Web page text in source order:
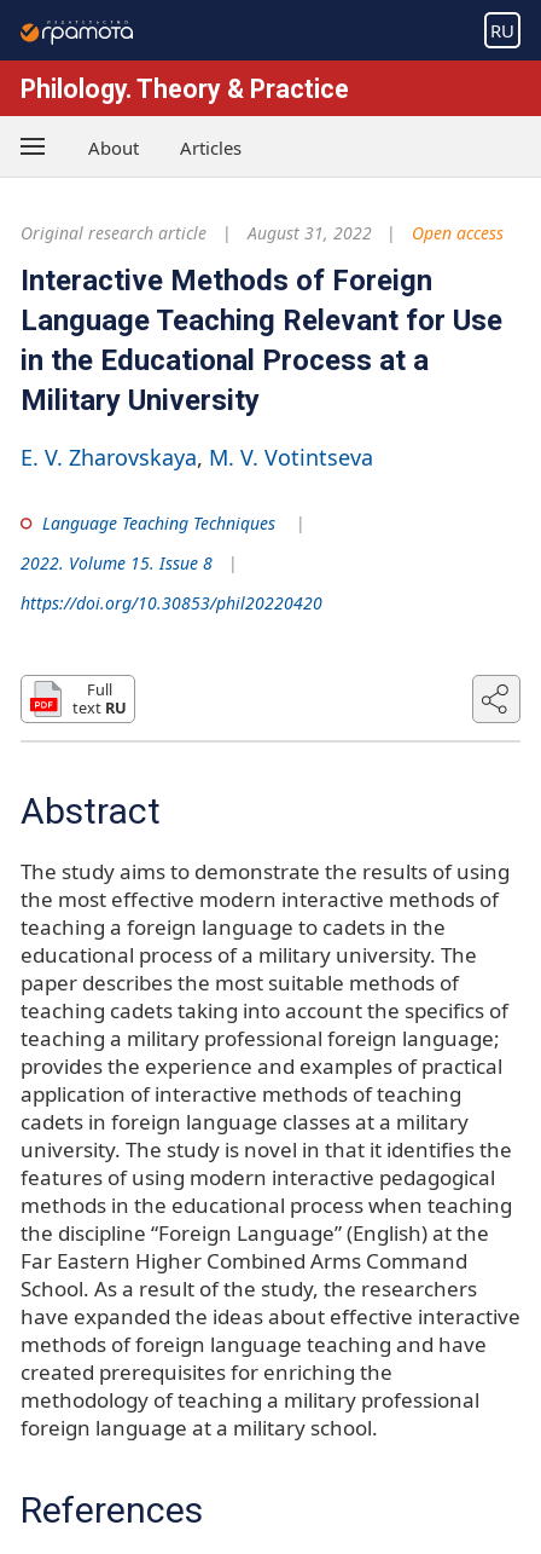
RU
Philology. Theory & Practice
About Articles
Original research article August 31, 2022 Open access
Interactive Methods of Foreign
Language Teaching Relevant for Use
in the Educational Process at a
Military University
E. V. Zharovskaya M. V. Votintseva
Language Teaching Techniques
2022. Volume 15. Issue 8
https://doi.org/10.30853/phil20220420
Full
text RU
Abstract
The study aims to demonstrate the results of using
the most effective modern interactive methods of
teaching a foreign language to cadets in the
educational process of a military university. The
paper describes the most suitable methods of
teaching cadets taking into account the specifics of
teaching a military professional foreign language;
provides the experience and examples of practical
application of interactive methods of teaching
cadets in foreign language classes at a military
university. The study is novel in that it identifies the
features of using modern interactive pedagogical
methods in the educational process when teaching
the discipline “Foreign Language” (English) at the
Far Eastern Higher Combined Arms Command
School. As a result of the study, the researchers
have expanded the ideas about effective interactive
methods of foreign language teaching and have
created prerequisites for enriching the
methodology of teaching a military professional
foreign language at a military school.
References